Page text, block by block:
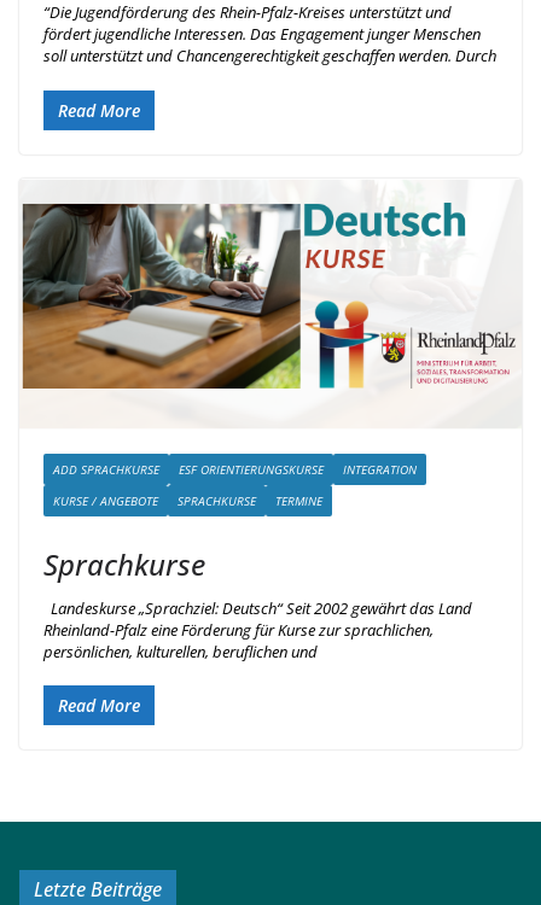
“Die Jugendförderung des Rhein-Pfalz-Kreises unterstützt und
fördert jugendliche Interessen. Das Engagement junger Menschen
soll unterstützt und Chancengerechtigkeit geschaffen werden. Durch
Read More
ADD SPRACHKURSE ESF ORIENTIERUNGSKURSE
INTEGRATION
KURSE / ANGEBOTE
SPRACHKURSE TERMINE
Sprachkurse
Landeskurse „Sprachziel: Deutsch“ Seit 2002 gewährt das Land
Rheinland-Pfalz eine Förderung für Kurse zur sprachlichen,
persönlichen, kulturellen, beruflichen und
Read More
Letzte Beiträge